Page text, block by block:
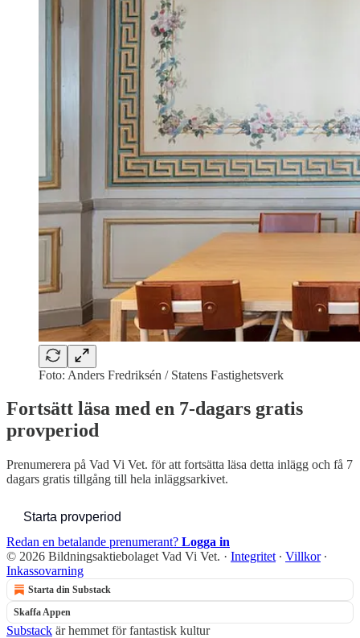
Foto: Anders Fredriksén / Statens Fastighetsverk
Fortsätt läsa med en 7-dagars gratis
provperiod
Prenumerera på Vad Vi Vet. för att fortsätta läsa detta inlägg och få 7
dagars gratis tillgång till hela inläggsarkivet.
Starta provperiod
Redan en betalande prenumerant? Logga in
© 2026 Bildningsaktiebolaget Vad Vi Vet. · Integritet ∙ Villkor∙
Inkassovarning
Starta din Substack
Skaffa Appen
Substack är hemmet för fantastisk kultur